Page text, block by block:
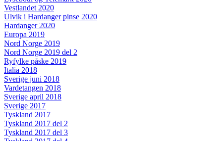
Vestlandet 2020
Ulvik i Hardanger pinse 2020
Hardanger 2020
Europa 2019
Nord Norge 2019
Nord Norge 2019 del 2
Ryfylke påske 2019
Italia 2018
Sverige juni 2018
Vardetangen 2018
Sverige april 2018
Sverige 2017
Tyskland 2017
Tyskland 2017 del 2
Tyskland 2017 del 3